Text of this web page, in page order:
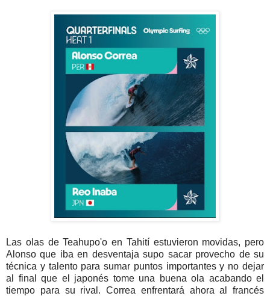
Las olas de Teahupo'o en Tahití estuvieron movidas, pero
Alonso que iba en desventaja supo sacar provecho de su
técnica y talento para sumar puntos importantes y no dejar
al final que el japonés tome una buena ola acabando el
tiempo para su rival. Correa enfrentará ahora al francés